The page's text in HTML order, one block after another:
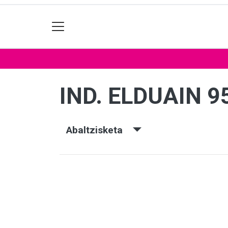
IND. ELDUAIN
Abaltzisketa